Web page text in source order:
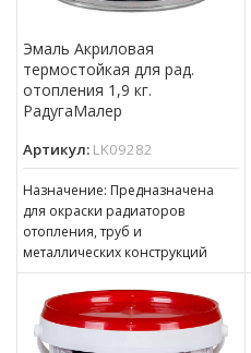
Эмаль Акриловая
термостойкая для рад.
отопления 1,9 кг.
РадугаМалер
Артикул: LK09282
Назначение: Предназначена
для окраски радиаторов
отопления, труб и
металлических конструкций
внутри помещений, а также
может наноситься на
деревянные, бетонные,
кирпичные